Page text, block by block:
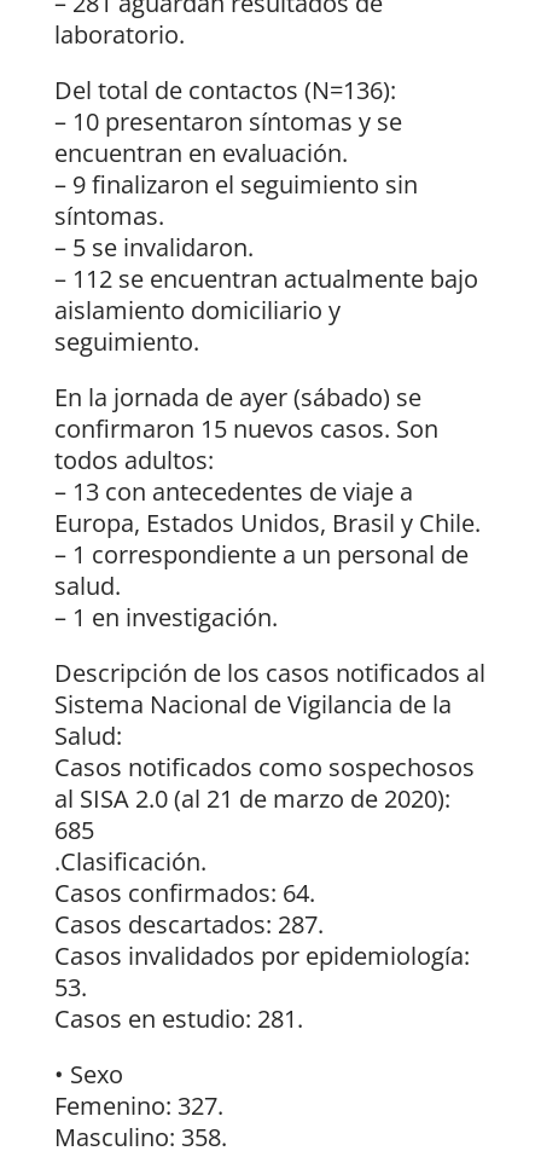
laboratorio.
Del total de contactos (N=136):
– 10 presentaron síntomas y se
encuentran en evaluación.
– 9 finalizaron el seguimiento sin
síntomas.
– 5 se invalidaron.
– 112 se encuentran actualmente bajo
aislamiento domiciliario y
seguimiento.
En la jornada de ayer (sábado) se
confirmaron 15 nuevos casos. Son
todos adultos:
– 13 con antecedentes de viaje a
Europa, Estados Unidos, Brasil y Chile.
– 1 correspondiente a un personal de
salud.
– 1 en investigación.
Descripción de los casos notificados al
Sistema Nacional de Vigilancia de la
Salud:
Casos notificados como sospechosos
al SISA 2.0 (al 21 de marzo de 2020):
685
.Clasificación.
Casos confirmados: 64.
Casos descartados: 287.
Casos invalidados por epidemiología:
53.
Casos en estudio: 281.
• Sexo
Femenino: 327.
Masculino: 358.